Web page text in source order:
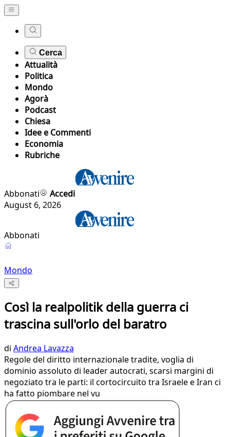
Cerca
Attualità
Politica
Mondo
Agorà
Podcast
Chiesa
Idee e Commenti
Economia
Rubriche
Abbonati
Accedi
August 6, 2026
Abbonati
Mondo
Così la realpolitik della guerra ci
trascina sull'orlo del baratro
di Andrea Lavazza
Regole del diritto internazionale tradite, voglia di
dominio assoluto di leader autocrati, scarsi margini di
negoziato tra le parti: il cortocircuito tra Israele e Iran ci
ha fatto piombare nel vu